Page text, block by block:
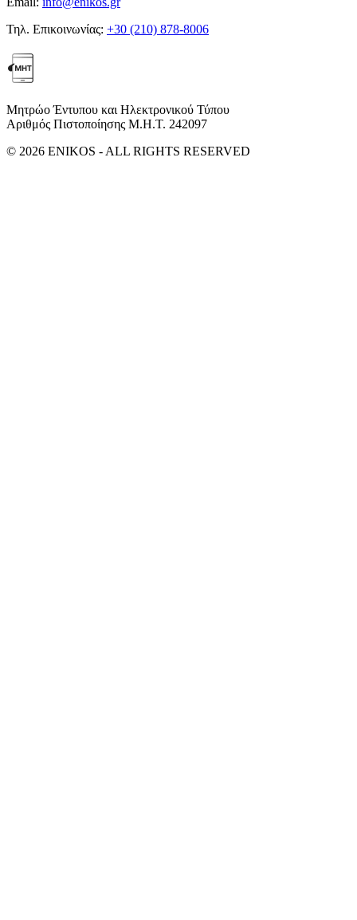
Τηλ. Επικοινωνίας: +30 (210) 878-8006
Μητρώο Έντυπου και Ηλεκτρονικού Τύπου
Αριθμός Πιστοποίησης Μ.Η.Τ. 242097
© 2026 ENIKOS - ALL RIGHTS RESERVED